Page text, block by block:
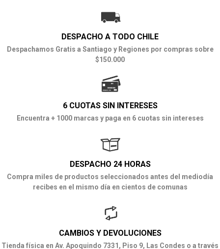
DESPACHO A TODO CHILE
Despachamos Gratis a Santiago y Regiones por compras sobre
$150.000
6 CUOTAS SIN INTERESES
Encuentra + 1000 marcas y paga en 6 cuotas sin intereses
DESPACHO 24 HORAS
Compra miles de productos seleccionados antes del mediodía
recibes en el mismo día en cientos de comunas
CAMBIOS Y DEVOLUCIONES
Tienda física en Av. Apoquindo 7331, Piso 9, Las Condes o a través